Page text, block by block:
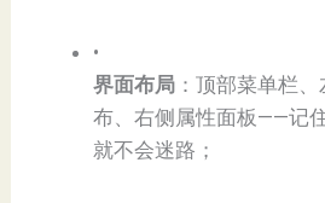
•
​界面布局​ ：顶部菜单栏
布、右侧属性面板——记
就不会迷路；